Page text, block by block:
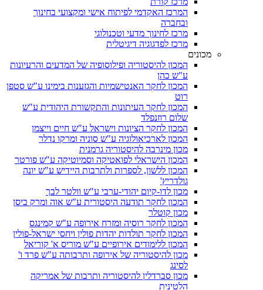
המרכז האקדמי לפיתוח אישי ומקצועי בחינוך
ובחברה
מרכז לחינוך מדעי וטכנולוגי
מרכז לפדגוגיה דיגיטלית
מכונים
המכון להיסטוריה ופילוסופיה של המדעים והרעיונות
ע"ש כהן
המכון לחקר האנטישמיות והגזענות בימינו ע"ש סטפן
רוט
המכון לחקר העיתונות והתקשורת היהודית ע"ש
שלום רוזנפלד
המכון לחקר הציונות וישראל ע"ש חיים וייצמן
המכון לארכיאולוגיה ע"ש סוניה ומרקו נדלר
מכון מינרבה להיסטוריה גרמנית
המכון הישראלי לפואטיקה וסמיוטיקה ע"ש פורטר
המכון ללשון, לספרות ולתרבות היידיש ע"ש יונה
גולדריץ'
מכון לדו-קיום יהודי-ערבי ע"ש וולטר לבך
המכון לחקר תודעה היסטורית ע"ש אוה ומרק ביסן
מכון קוטלר
המכון לחקר רוסיה ומזרח אירופה ע"ש קמינגס
המכון לחקר תולדות יהדות פולין ויחסי ישראל-פולין
המכון ללימודים אירופיים ע"ש מוריס א' קוריאל
מכון להיסטוריה של אירופה ותרבותה ע"ש פרד ו'
לסינג
מכון סברדלין להיסטוריה ותרבות של אמריקה
הלטינית